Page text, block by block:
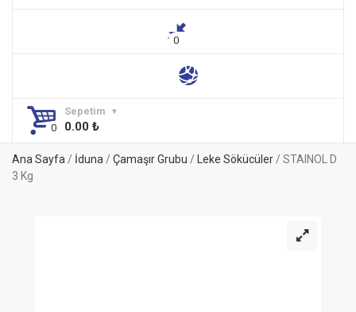
Sepetim
0.00 ₺
Ana Sayfa/ İduna/ Çamaşır Grubu / Leke Sökücüler/ STAINOL D
3 Kg